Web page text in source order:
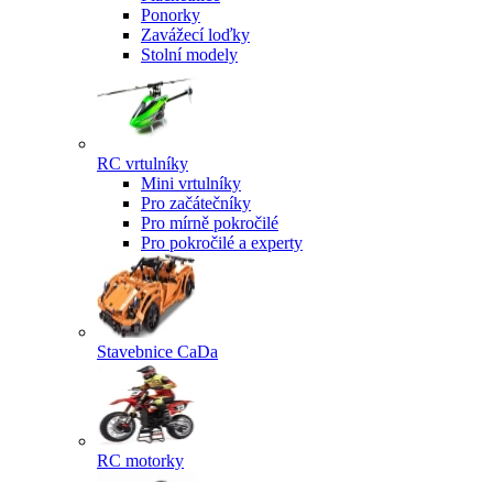
Ponorky
Zavážecí loďky
Stolní modely
RC vrtulníky
Mini vrtulníky
Pro začátečníky
Pro mírně pokročilé
Pro pokročilé a experty
Stavebnice CaDa
RC motorky